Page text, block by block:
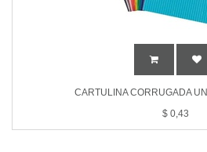
CARTULINA CORRUGADA
$ 0,43